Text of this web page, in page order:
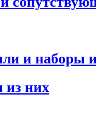
и наборы
из них